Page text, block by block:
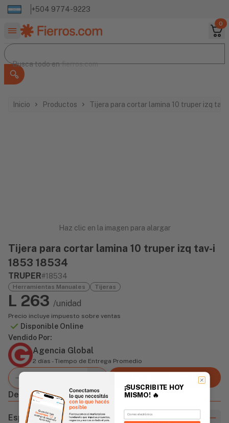
+504 9774-9223
0
Buscar productos
Busca todo en
Busca todo enfierros.com
Inicio Productos Tijera para cortar lamina 10 truper izq tav
Haz clic en la imagen para alargar
Tijera para cortar lamina 10 truper izq tav-i
1853 18534
TRUPER#18534
Herramientas Manuales Tijeras
L 263 /unidad
Precio incluye impuesto sobre ventas
Disponible Online
Vendido Por:
Agencia Global
2 días - Tiempo de Entrega Promedio
Agregar al carrito
Descripción
Especificaciones
¡SUSCRIBITE HOY
MISMO! 🔥
Email